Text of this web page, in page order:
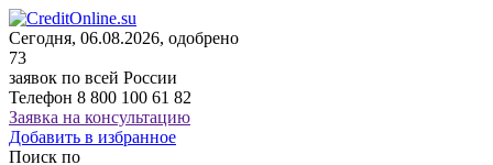
Сегодня, 06.08.2026, одобрено
73
заявок по всей России
Телефон 8 800 100 61 82
Заявка на консультацию
Добавить в избранное
Поиск по